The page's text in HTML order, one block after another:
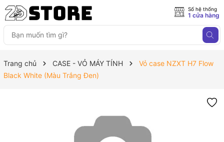
Số hệ thống
1 cửa hàng
Trang chủ CASE - VỎ MÁY TÍNH
Vỏ case NZXT H7 Flow
Black White (Màu Trắng Đen)